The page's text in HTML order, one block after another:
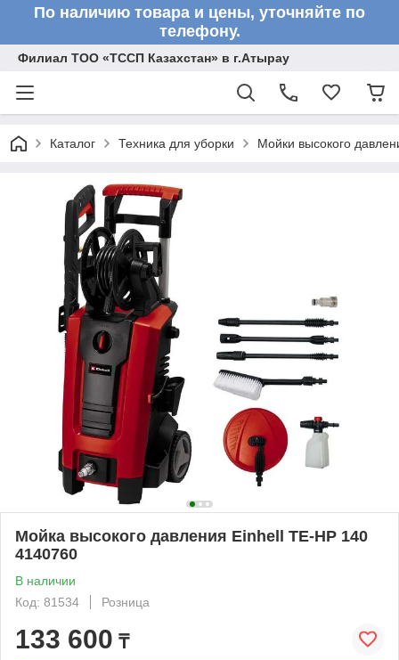
По наличию товара и цены, уточняйте по
телефону.
Филиал ТОО «ТССП Казахстан» в г.Атырау
Каталог Техника для уборки Мойки высокого
Мойка высокого давления Einhell TE-HP 140
4140760
В наличии
Код: 81534
Розница
133 600 ₸